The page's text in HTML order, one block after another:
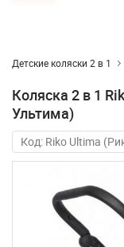
Детские коляски 2 в 1
Коляска 2 в 1
Ультима)
Код: Riko Ultima